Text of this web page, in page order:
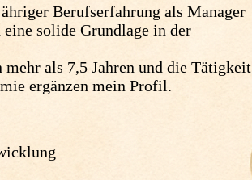
Berufserfahrung als Manager
solide Grundlage in der
als 7,5 Jahren und die Tätigkeit
ergänzen mein Profil.